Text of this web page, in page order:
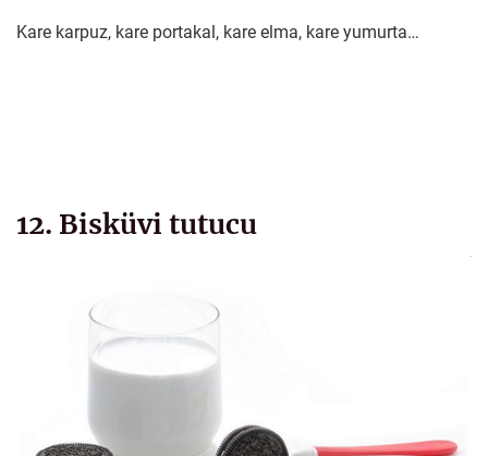
Kare karpuz, kare portakal, kare elma, kare yumurta…
12. Bisküvi tutucu